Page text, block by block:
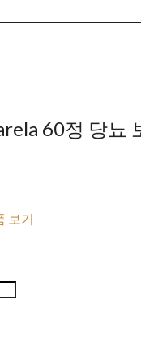
60정 당뇨
보기